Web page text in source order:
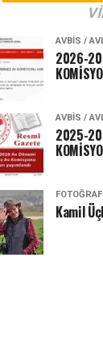
AVBIS /
2026-
AVBIS /
2025-
Kamil